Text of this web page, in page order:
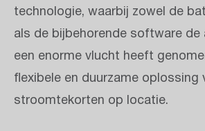
technologie, waarbij zowel de
als de bijbehorende software de
een enorme vlucht heeft
flexibele en duurzame oplossing
stroomtekorten op locatie.